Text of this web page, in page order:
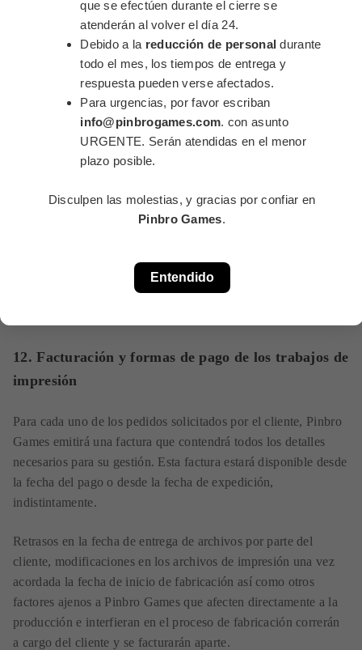
declarada nula por sentencia judicial firme, no se verán
afectadas el resto de estipulaciones, mismas que gozarán de
plena validez jurídica.
Las partes contratantes se comprometen a renegociar y sustituir
la cláusula o cláusulas afectadas que resultaran nulas y a
incorporarlas al resto de las condiciones generales de
contratación.
11. Ley aplicable y jurisdicción
española, siendo competentes para la resolución de todos los
conflictos derivados o relacionados con el uso del presente
12. Facturación y formas de pago de los trabajos de
impresión
Para cada uno de los pedidos solicitados por el cliente, Pinbro
Games emitirá una factura que contendrá todos los detalles
necesarios para su gestión. Esta factura estará disponible desde
la fecha del pago o desde la fecha de expedición,
indistintamente.
Retrasos en la fecha de entrega de archivos por parte del
cliente, modificaciones en los archivos de impresión una vez
acordada la fecha de inicio de fabricación así como otros
factores ajenos a Pinbro Games que afecten directamente a la
producción e interfieran en el proceso de fabricación correrán
a cargo del cliente y se facturarán aparte.
This popup will close in:
que se efectúen durante el cierre se
atenderán al volver el día 24.
Debido a la reducción de personal durante
todo el mes, los tiempos de entrega y
respuesta pueden verse afectados.
Para urgencias, por favor escriban
info@pinbrogames.com. con asunto
URGENTE. Serán atendidas en el menor
plazo posible.
Disculpen las molestias, y gracias por confiar en
Pinbro Games.
Entendido
CLOSE